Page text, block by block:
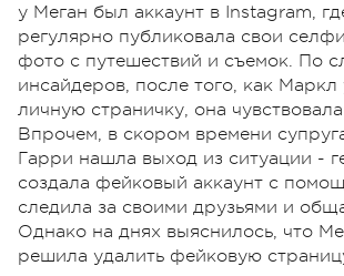
у Меган был аккаунт в Instagram,
регулярно публиковала свои
фото с путешествий и съемок. По
инсайдеров, после того, как Маркл
личную страничку, она
Впрочем, в скором времени
Гарри нашла выход из ситуации -
создала фейковый аккаунт с
следила за своими друзьями и
Однако на днях выяснилось, что
решила удалить фейковую